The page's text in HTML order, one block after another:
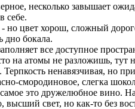
несколько завышает
себе.
но цвет хорош, сложный
дно бокала.
все доступное
на атомы не разложишь,
ненавязчивая, но
смородиновое, слегка
это дружелюбное вино.
свет, но как-то без